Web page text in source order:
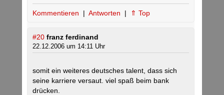
Kommentieren | Antworten | ⇑ Top
#20 franz ferdinand
22.12.2006 um 14:11 Uhr
somit ein weiteres deutsches talent, dass sich
seine karriere versaut. viel spaß beim bank
drücken.